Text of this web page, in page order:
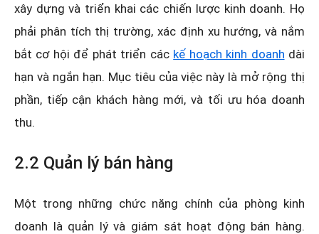
xây dựng và triển khai các chiến lược kinh doanh. Họ
phải phân tích thị trường, xác định xu hướng, và nắm
bắt cơ hội để phát triển các kế hoạch kinh doanh dài
hạn và ngắn hạn. Mục tiêu của việc này là mở rộng thị
phần, tiếp cận khách hàng mới, và tối ưu hóa doanh
thu.
2.2 Quản lý bán hàng
Một trong những chức năng chính của phòng kinh
doanh là quản lý và giám sát hoạt động bán hàng.